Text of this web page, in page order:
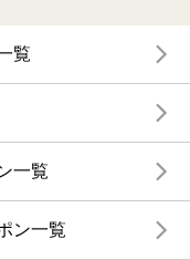
覧
一覧
ン一覧